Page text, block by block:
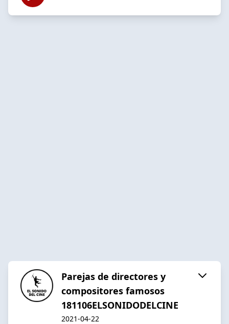
Parejas de directores y
compositores famosos
181106ELSONIDODELCINE
2021-04-22